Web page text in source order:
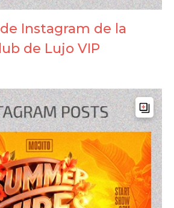
Instagram de la
de Lujo VIP